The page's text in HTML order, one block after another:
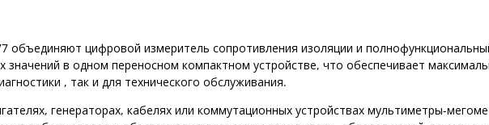
объединяют цифровой измеритель сопротивления изоляции и
значений в одном переносном компактном устройстве, что обеспечивает
, так и для технического обслуживания.
генераторах, кабелях или коммутационных устройствах мультиметры-